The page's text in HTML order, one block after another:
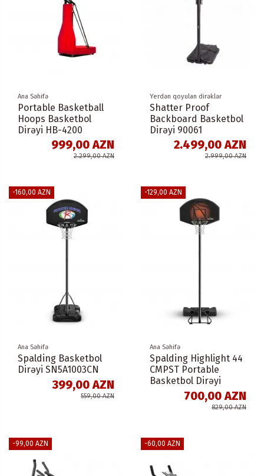
Ana Səhifə
Portable Basketball
Hoops Basketbol
Dirəyi HB-4200
999,00 AZN
2.299,00 AZN
Yerdən qoyulan dirəklər
Shatter Proof
Backboard Basketbol
Dirəyi 90061
2.499,00 AZN
2.999,00 AZN
-160,00 AZN
Ana Səhifə
Spalding Basketbol
Dirəyi SN5A1003CN
399,00 AZN
559,00 AZN
-129,00 AZN
Ana Səhifə
Spalding Highlight 44
CMPST Portable
Basketbol Dirəyi
700,00 AZN
829,00 AZN
-99,00 AZN -60,00 AZN